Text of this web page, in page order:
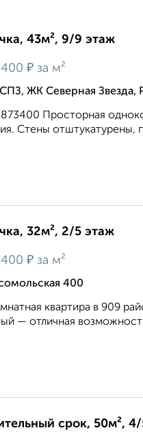
43м², 9/9 этаж
₽ за м²
ЖК Северная Звезда,
Просторная
Стены отштукатурены,
32м², 2/5 этаж
₽ за м²
400
квартира в 909
— отличная
срок, 50м²,